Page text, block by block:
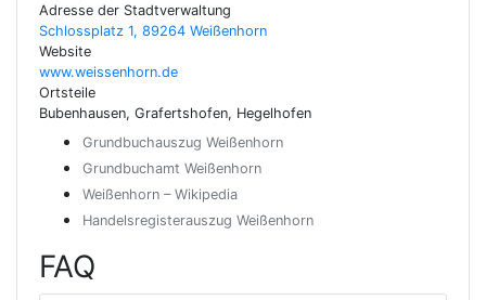
Adresse der Stadtverwaltung
Schlossplatz 1, 89264 Weißenhorn
Website
www.weissenhorn.de
Ortsteile
Bubenhausen, Grafertshofen, Hegelhofen
Grundbuchauszug Weißenhorn
Grundbuchamt Weißenhorn
Weißenhorn – Wikipedia
Handelsregisterauszug Weißenhorn
FAQ